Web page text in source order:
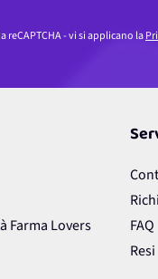
- vi si applicano la
Farma Lovers
FAQ
Resi